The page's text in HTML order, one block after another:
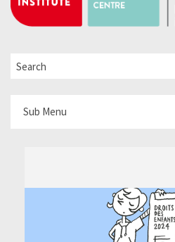
Sub Menu